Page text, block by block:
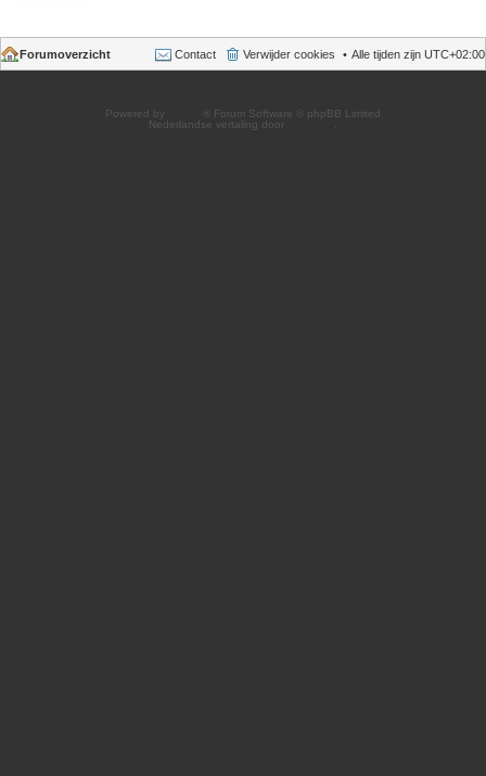
Forumoverzicht Alle tijden zijn UTC+02:00
Verwijder cookies
Contact
Powered by
® Forum Software © phpBB Limited
Nederlandse vertaling door